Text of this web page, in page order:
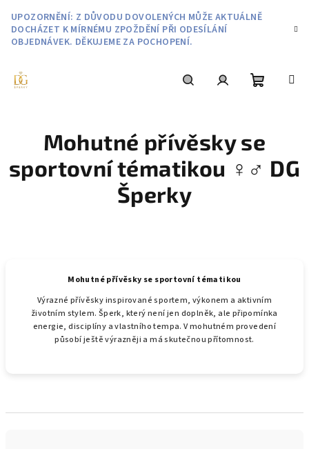
obsah
UPOZORNĚNÍ: Z DŮVODU DOVOLENÝCH MŮŽE AKTUÁLNĚ
DOCHÁZET K MÍRNÉMU ZPOŽDĚNÍ PŘI ODESÍLÁNÍ
OBJEDNÁVEK. DĚKUJEME ZA POCHOPENÍ.
košík
Mohutné přívěsky se
sportovní tématikou ♀️♂️ DG
Šperky
Mohutné přívěsky se sportovní tématikou
Výrazné přívěsky inspirované sportem, výkonem a aktivním
životním stylem. Šperk, který není jen doplněk, ale připomínka
energie, disciplíny a vlastního tempa. V mohutném provedení
působí ještě výrazněji a má skutečnou přítomnost.